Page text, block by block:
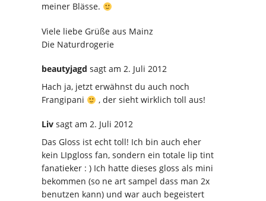
meiner Blässe.
Viele liebe Grüße aus Mainz
Die Naturdrogerie
beautyjagd sagt am 2. Juli 2012
Hach ja, jetzt erwähnst du auch noch
Frangipani
, der sieht wirklich toll aus!
Liv sagt am 2. Juli 2012
Das Gloss ist echt toll! Ich bin auch eher
kein LIpgloss fan, sondern ein totale lip tint
fanatieker : ) Ich hatte dieses gloss als mini
bekommen (so ne art sampel dass man 2x
benutzen kann) und war auch begeistert